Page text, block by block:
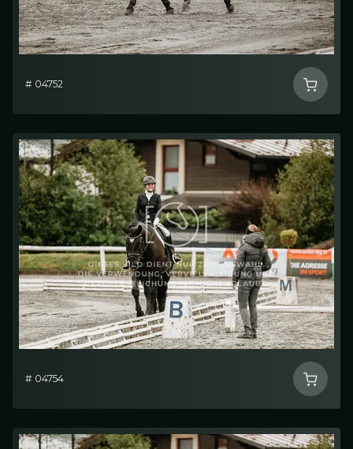
# 04752
# 04754